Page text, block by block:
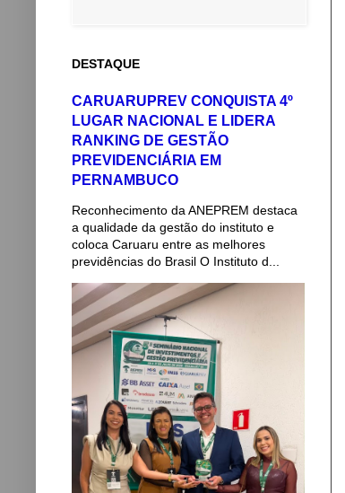
DESTAQUE
CARUARUPREV CONQUISTA 4º
LUGAR NACIONAL E LIDERA
RANKING DE GESTÃO
PREVIDENCIÁRIA EM
PERNAMBUCO
Reconhecimento da ANEPREM destaca
a qualidade da gestão do instituto e
coloca Caruaru entre as melhores
previdências do Brasil O Instituto d...